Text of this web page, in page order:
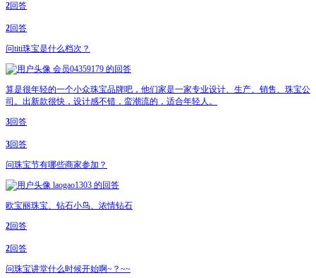
2回答
2回答
问titi珠宝是什么档次？
会员04359179 的回答
算是很年轻的一个小众珠宝品牌吧，他们家是一家专业设计、生产、销售、珠宝公
司。出新款很快，设计感不错，蛮潮流的，适合年轻人。
3回答
3回答
问珠宝节有哪些商家参加？
laogao1303 的回答
欧宝丽珠宝、钻石小鸟、浓情钻石
2回答
2回答
问珠宝讲堂什么时候开始啊~？~~